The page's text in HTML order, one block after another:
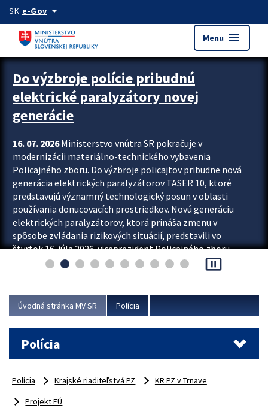
Preskocit na hlavný obsah
SK e-Govarrow_drop_down
Menu menu
Zastavit automatický posun upútavok
Do výzbroje polície pribudnú
elektrické paralyzátory novej
generácie
16. 07. 2026Ministerstvo vnútra SR pokračuje v
modernizácii materiálno-technického vybavenia
Policajného zboru. Do výzbroje policajtov pribudne nová
generácia elektrických paralyzátorov TASER 10, ktoré
predstavujú významný technologický posun v oblasti
používania donucovacích prostriedkov. Novú generáciu
elektrických paralyzátorov, ktorá prináša zmenu v
spôsobe zvládania rizikových situácií, predstavili vo
štvrtok 16. júla 2026 viceprezident Policajného zboru
Rastislav Polakovič a riaditeľ odboru výcviku...
pause_presentation
Úvodná stránka MV SR Polícia
Polícia
Polícia Krajské riaditeľstvá PZ
KR PZ v Trnave
Projekt EÚ